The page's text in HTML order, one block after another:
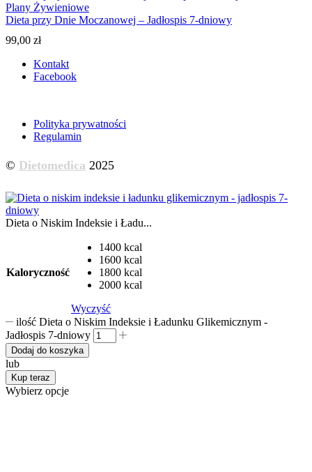
Plany Żywieniowe
Dieta przy Dnie Moczanowej – Jadłospis 7-dniowy
99,00 zł
Kontakt
Facebook
Polityka prywatności
Regulamin
© Dietomedica 2025
Dieta o Niskim Indeksie i Ładu...
Kaloryczność
1400 kcal
1600 kcal
1800 kcal
2000 kcal
Wyczyść
ilość Dieta o Niskim Indeksie i Ładunku Glikemicznym -
Jadłospis 7-dniowy
Dodaj do koszyka
lub
Kup teraz
Wybierz opcje